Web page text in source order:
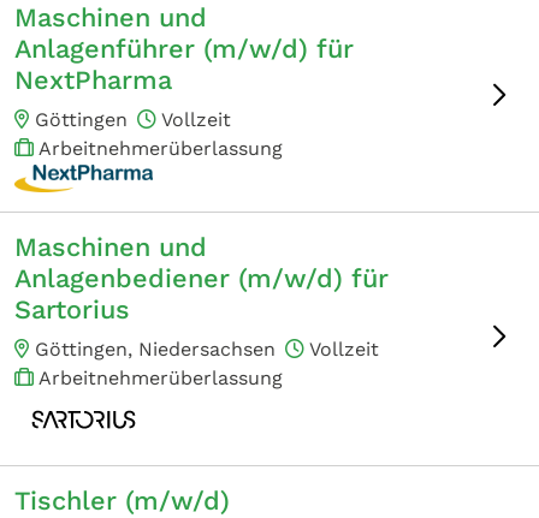
Maschinen und
Anlagenführer (m/w/d) für
NextPharma
Göttingen
Vollzeit
Arbeitnehmerüberlassung
Maschinen und
Anlagenbediener (m/w/d) für
Sartorius
Göttingen, Niedersachsen
Vollzeit
Arbeitnehmerüberlassung
Tischler (m/w/d)